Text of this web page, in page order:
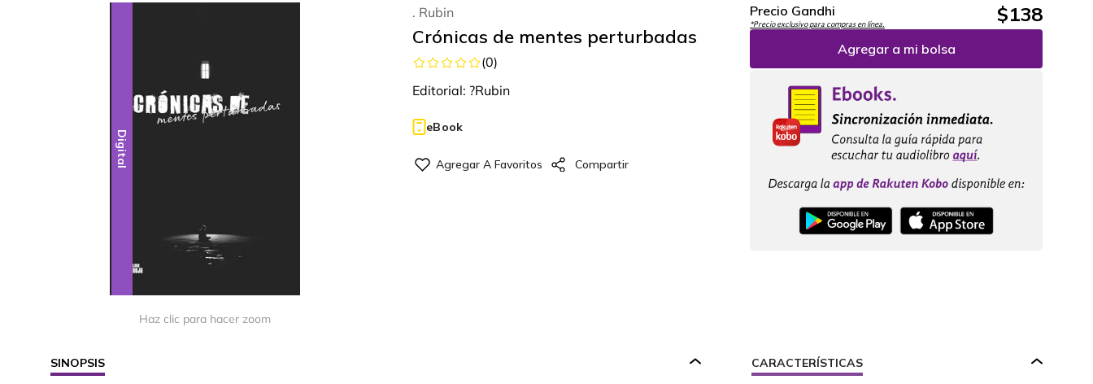
Digital
Haz clic para hacer zoom
. Rubin
Crónicas de mentes perturbadas
(0)
Editorial: ?Rubin
eBook
Precio Gandhi
*Precio exclusivo para compras en línea. $138
Agregar a mi bolsa
SINOPSIS CARACTERÍSTICAS